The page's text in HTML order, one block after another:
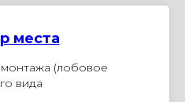
места
(лобовое
вида